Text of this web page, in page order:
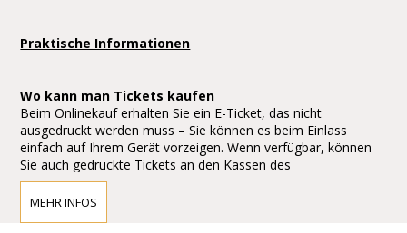
Praktische Informationen
Wo kann man Tickets kaufen
Beim Onlinekauf erhalten Sie ein E-Ticket, das nicht
ausgedruckt werden muss – Sie können es beim Einlass
einfach auf Ihrem Gerät vorzeigen. Wenn verfügbar, können
Sie auch gedruckte Tickets an den Kassen des
Nationaltheaters abholen, und alle Tickets, die direkt an der
Kasse gekauft werden, werden in physischer Form
MEHR INFOS